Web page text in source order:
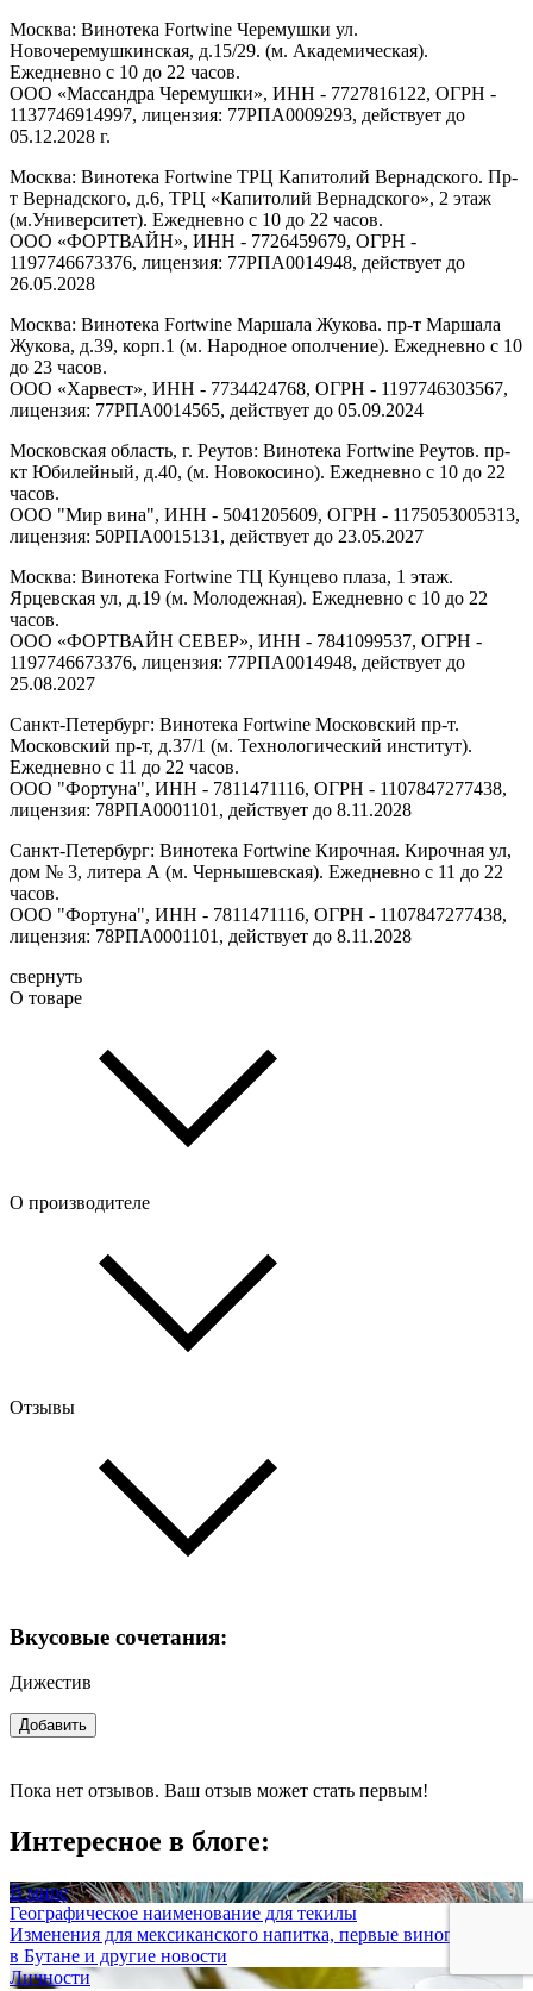
Москва: Винотека Fortwine Черемушки ул.
Новочеремушкинская, д.15/29. (м. Академическая).
Ежедневно с 10 до 22 часов.
ООО «Массандра Черемушки», ИНН - 7727816122, ОГРН -
1137746914997, лицензия: 77РПА0009293, действует до
05.12.2028 г.
Москва: Винотека Fortwine ТРЦ Капитолий Вернадского. Пр-
т Вернадского, д.6, ТРЦ «Капитолий Вернадского», 2 этаж
(м.Университет). Ежедневно с 10 до 22 часов.
ООО «ФОРТВАЙН», ИНН - 7726459679, ОГРН -
1197746673376, лицензия: 77РПА0014948, действует до
26.05.2028
Москва: Винотека Fortwine Маршала Жукова. пр-т Маршала
Жукова, д.39, корп.1 (м. Народное ополчение). Ежедневно с 10
до 23 часов.
ООО «Харвест», ИНН - 7734424768, ОГРН - 1197746303567,
лицензия: 77РПА0014565, действует до 05.09.2024
Московская область, г. Реутов: Винотека Fortwine Реутов. пр-
кт Юбилейный, д.40, (м. Новокосино). Ежедневно с 10 до 22
часов.
ООО "Мир вина", ИНН - 5041205609, ОГРН - 1175053005313,
лицензия: 50РПА0015131, действует до 23.05.2027
Москва: Винотека Fortwine ТЦ Кунцево плаза, 1 этаж.
Ярцевская ул, д.19 (м. Молодежная). Ежедневно с 10 до 22
часов.
ООО «ФОРТВАЙН СЕВЕР», ИНН - 7841099537, ОГРН -
1197746673376, лицензия: 77РПА0014948, действует до
25.08.2027
Санкт-Петербург: Винотека Fortwine Московский пр-т.
Московский пр-т, д.37/1 (м. Технологический институт).
Ежедневно с 11 до 22 часов.
ООО "Фортуна", ИНН - 7811471116, ОГРН - 1107847277438,
лицензия: 78РПА0001101, действует до 8.11.2028
Санкт-Петербург: Винотека Fortwine Кирочная. Кирочная ул,
дом № 3, литера А (м. Чернышевская). Ежедневно с 11 до 22
часов.
ООО "Фортуна", ИНН - 7811471116, ОГРН - 1107847277438,
лицензия: 78РПА0001101, действует до 8.11.2028
свернуть
О товаре
О производителе
Отзывы
Вкусовые сочетания:
Дижестив
Добавить
Пока нет отзывов. Ваш отзыв может стать первым!
Интересное в блоге:
В мире
Географическое наименование для текилы
Изменения для мексиканского напитка, первые виноградники
в Бутане и другие новости
Личности